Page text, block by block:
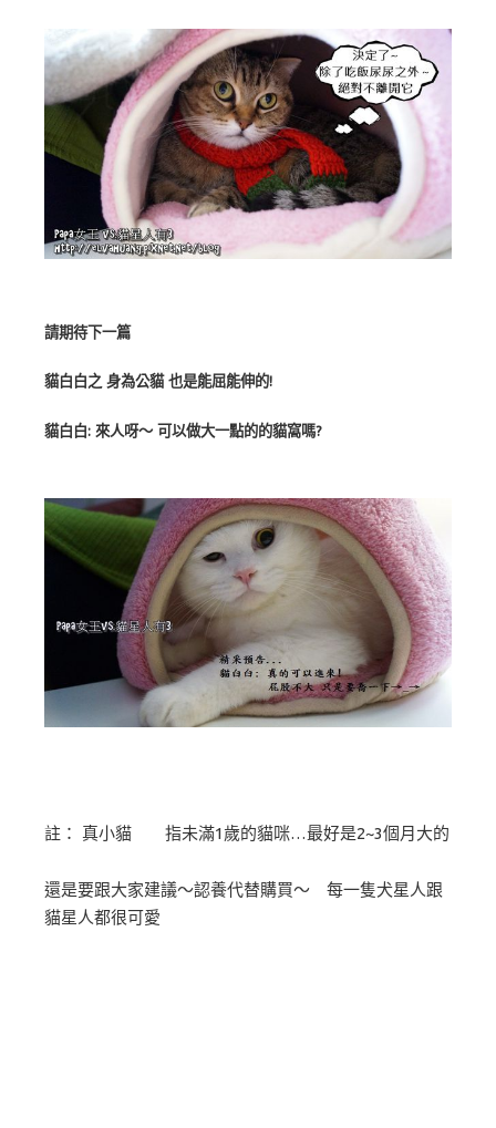
請期待下一篇
貓白白之 身為公貓 也是能屈能伸的!
貓白白: 來人呀～ 可以做大一點的的貓窩嗎?
註： 真小貓 指未滿1歲的貓咪…最好是2~3個月大的
還是要跟大家建議～認養代替購買～ 每一隻犬星人跟
貓星人都很可愛